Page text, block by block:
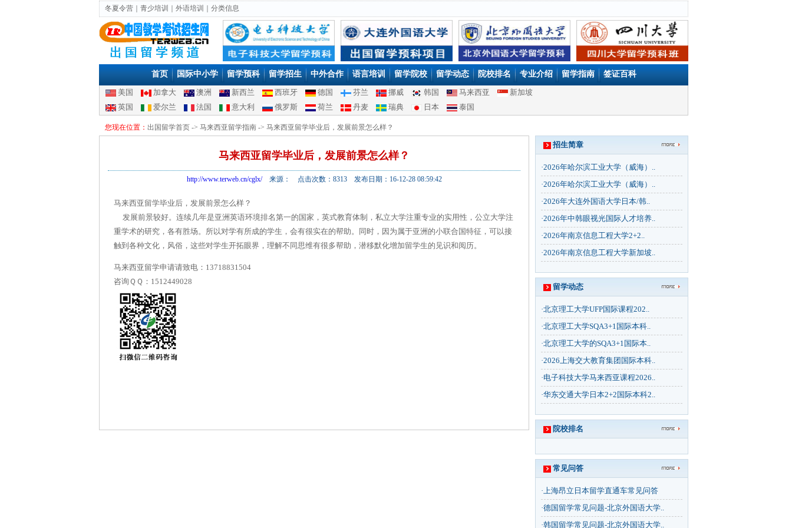
冬夏令营 青少培训 外语培训 分类信息
首页 国际中小学 留学预科 留学招生 中外合作 语言培训 留学院校 留学动态 院校排名 专业介绍 留学指南 签证百科
美国 加拿大 澳洲 新西兰 西班牙 德国 芬兰 挪威 韩国 马来西亚
新加坡
英国
爱尔兰 法国 意大利 俄罗斯 荷兰 丹麦 瑞典 日本 泰国
您现在位置： 出国留学首页 -> 马来西亚留学指南 -> 马来西亚留学毕业后，发展前景怎么样？
马来西亚留学毕业后，发展前景怎么样？
http://www.terweb.cn/cglx/来源： 点击次数：8313 发布日期：16-12-28 08:59:42
马来西亚留学毕业后，发展前景怎么样？
发展前景较好。连续几年是亚洲英语环境排名第一的国家，英式教育体制，私立大学注重专业的实用性，公立大学注
重学术的研究，各有胜场。所以对学有所成的学生，会有很实在的帮助。同时，因为属于亚洲的小联合国特征，可以接
触到各种文化，风俗，这些对学生开拓眼界，理解不同思维有很多帮助，潜移默化增加留学生的见识和阅历。
马来西亚留学申请请致电：13718831504
咨询ＱＱ： 1512449028
招生简章
·2026年哈尔滨工业大学（威海）..
·2026年哈尔滨工业大学（威海）..
·2026年大连外国语大学日本/韩..
·2026年中韩眼视光国际人才培养..
·2026年南京信息工程大学2+2..
·2026年南京信息工程大学新加坡..
留学动态
·北京理工大学UFP国际课程202..
·北京理工大学SQA3+1国际本科..
·北京理工大学的SQA3+1国际本..
·2026上海交大教育集团国际本科..
·电子科技大学马来西亚课程2026..
·华东交通大学日本2+2国际本科2..
院校排名
常见问答
·上海昂立日本留学直通车常见问答
·德国留学常见问题-北京外国语大学..
·韩国留学常见问题-北京外国语大学..